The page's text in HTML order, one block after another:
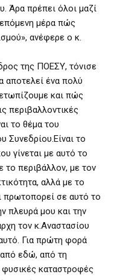
Άρα πρέπει όλοι μαζί
μέρα πώς
ανέφερε ο κ.
της ΠΟΕΣΥ, τόνισε
αποτελεί ένα πολύ
και πώς
περιβαλλοντικές
το θέμα του
Συνεδρίου.Είναι το
γίνεται με αυτό το
το περιβάλλον, με τον
αλλά με το
πρωτοπορεί σε αυτό το
πλευρά μου και την
τον κ.Αναστασίου
Για πρώτη φορά
από εδώ, από τη
φυσικές καταστροφές